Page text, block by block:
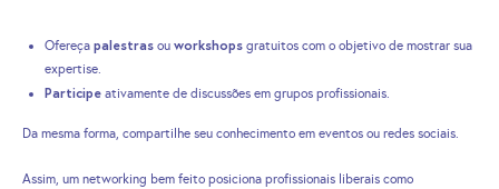
Ofereça palestras ou workshops gratuitos com o objetivo de mostrar sua
expertise.
Participe ativamente de discussões em grupos profissionais.
Da mesma forma, compartilhe seu conhecimento em eventos ou redes sociais.
Assim, um networking bem feito posiciona profissionais liberais como